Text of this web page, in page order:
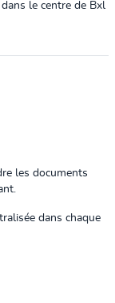
le centre de Bxl
les documents
dans chaque